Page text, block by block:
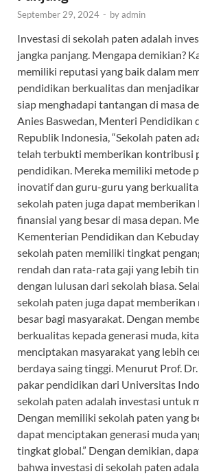
September 29, 2024 - byadmin
Investasi di sekolah paten adalah
jangka panjang. Mengapa demikian?
memiliki reputasi yang baik dalam
pendidikan berkualitas dan
siap menghadapi tantangan di masa
Anies Baswedan, Menteri Pendidikan
Republik Indonesia, “Sekolah paten
telah terbukti memberikan kontribusi
pendidikan. Mereka memiliki metode
inovatif dan guru-guru yang
sekolah paten juga dapat
finansial yang besar di masa depan.
Kementerian Pendidikan dan
sekolah paten memiliki tingkat
rendah dan rata-rata gaji yang lebih
dengan lulusan dari sekolah biasa.
sekolah paten juga dapat memberikan
besar bagi masyarakat. Dengan
berkualitas kepada generasi muda,
menciptakan masyarakat yang lebih
berdaya saing tinggi. Menurut Prof.
pakar pendidikan dari Universitas
sekolah paten adalah investasi untuk
Dengan memiliki sekolah paten yang
dapat menciptakan generasi muda
tingkat global.” Dengan demikian,
bahwa investasi di sekolah paten